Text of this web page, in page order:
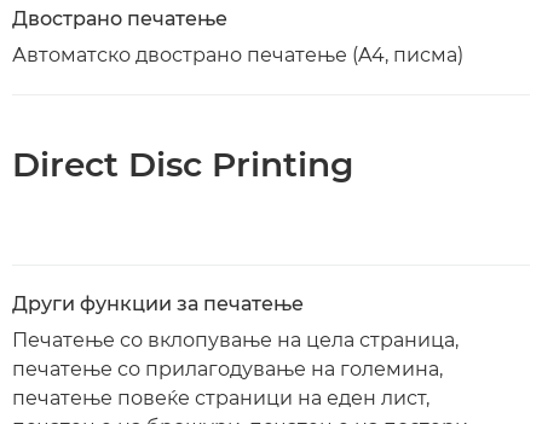
Двострано печатење
Автоматско двострано печатење (A4, писма)
Direct Disc Printing
Други функции за печатење
Печатење со вклопување на цела страница,
печатење со прилагодување на големина,
печатење повеќе страници на еден лист,